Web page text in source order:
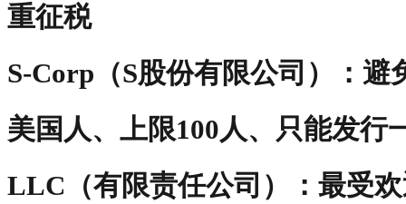
重征税
S-Corp（S股份有限公司）：避
美国人、上限100人、只能发
LLC（有限责任公司）：最受